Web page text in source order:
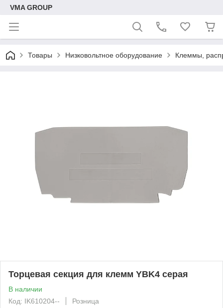
VMA GROUP
Товары Низковольтное оборудование Клеммы,
Торцевая секция для клемм YBK4 серая
В наличии
Код: IK610204--
Розница